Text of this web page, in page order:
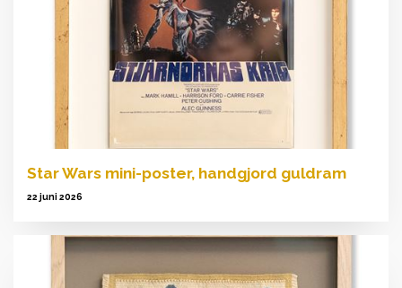
Star Wars mini-poster, handgjord guldram
22 juni 2026